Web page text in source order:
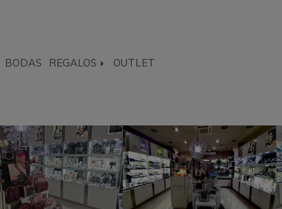
BODAS REGALOS OUTLET